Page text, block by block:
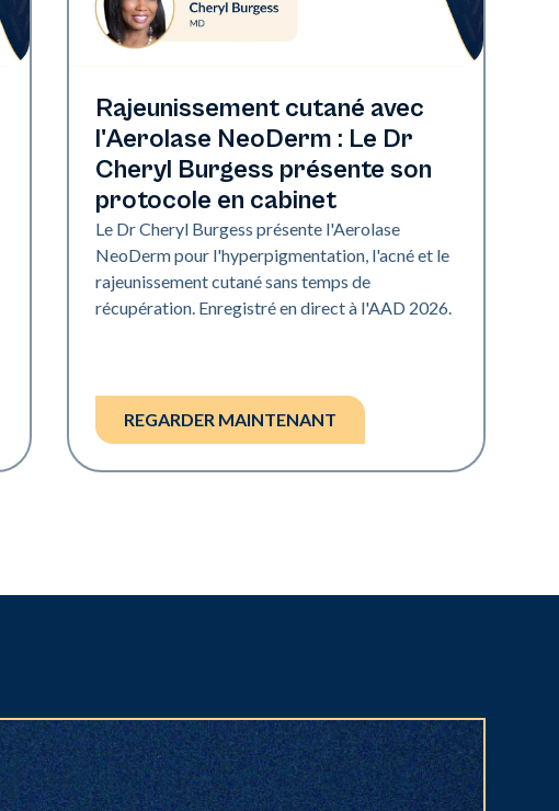
Neo Elite | Présentations
Rajeunissement cutané avec
l'Aerolase NeoDerm : Le Dr
Cheryl Burgess présente son
protocole en cabinet
Le Dr Cheryl Burgess présente l'Aerolase
NeoDerm pour l'hyperpigmentation, l'acné et le
rajeunissement cutané sans temps de
récupération. Enregistré en direct à l'AAD 2026.
REGARDER MAINTENANT